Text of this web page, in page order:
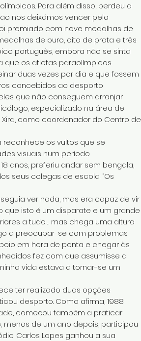
Para além disso, perdeu a
nos deixámos vencer pela
premiado com nove medalhas de
de ouro, oito de prata e três
português, embora não se sinta
que os atletas paraolímpicos
duas vezes por dia e que fossem
concebidos ao desporto
que não conseguem arranjar
especializado na área de
como coordenador do Centro de
os vultos que se
visuais num período
anos, preferiu andar sem bengala,
seus colegas de escola: “Os
ver nada, mas era capaz de vir
que isto é um disparate e um grande
a tudo… mas chega uma altura
a preocupar-se com problemas
em hora de ponta e chegar às
fez com que assumisse a
vida estava a tornar-se um
ter realizado duas opções
desporto. Como afirma, 1988
começou também a praticar
menos de um ano depois, participou
Carlos Lopes ganhou a sua